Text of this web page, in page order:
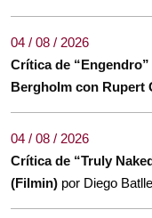
04 / 08 / 2026
Crítica de
Bergholm con Rupert
04 / 08 / 2026
Crítica de “Truly
(Filmin) por Diego Batlle